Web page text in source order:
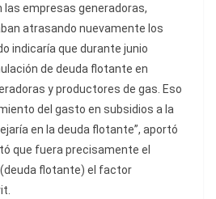
las empresas generadoras,
atrasando nuevamente los
indicaría que durante junio
de deuda flotante en
y productores de gas. Eso
del gasto en subsidios a la
en la deuda flotante”, aportó
que fuera precisamente el
flotante) el factor